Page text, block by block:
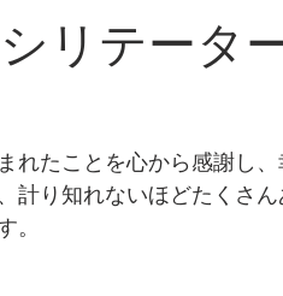
リテータ
れたことを心から感謝し
り知れないほどたくさん